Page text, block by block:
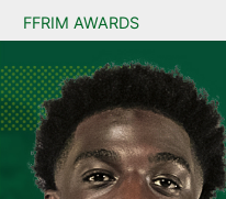
FFRIM AWARDS